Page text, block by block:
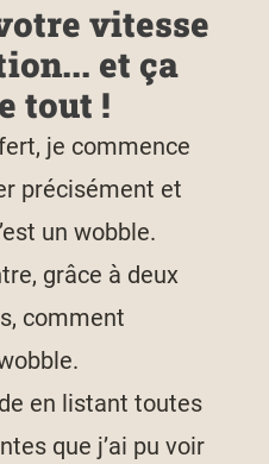
vitesse
et ça
tout !
je commence
précisément et
un wobble.
grâce à deux
comment
en listant toutes
que j’ai pu voir